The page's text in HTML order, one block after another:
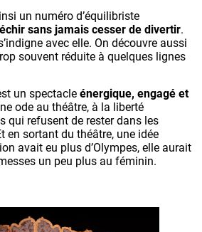
un numéro d’équilibriste
sans jamais cesser de divertir.
avec elle. On découvre aussi
souvent réduite à quelques lignes
un spectacle énergique, engagé et
ode au théâtre, à la liberté
qui refusent de rester dans les
en sortant du théâtre, une idée
avait eu plus d’Olympes, elle aurait
un peu plus au féminin.